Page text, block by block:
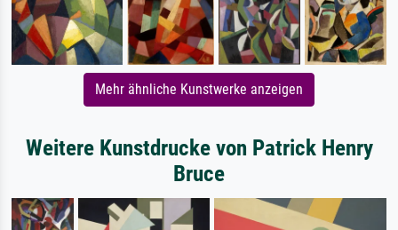
Mehr ähnliche Kunstwerke anzeigen
Weitere Kunstdrucke von Patrick Henry
Bruce